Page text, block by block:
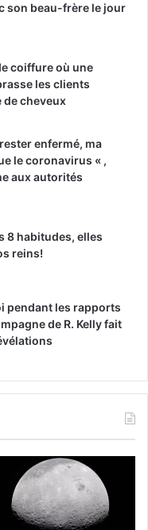
son beau-frère le jour
coiffure où une
les clients
de cheveux
enfermé, ma
le coronavirus « ,
aux autorités
8 habitudes, elles
reins!
pendant les rapports
de R. Kelly fait